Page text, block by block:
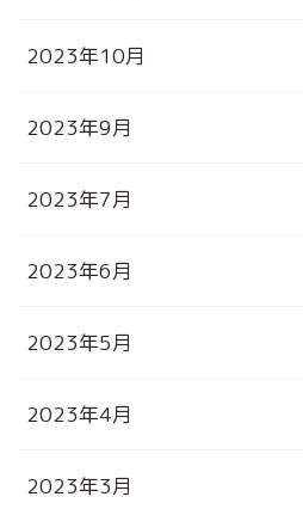
2023年10月
2023年9月
2023年7月
2023年6月
2023年5月
2023年4月
2023年3月